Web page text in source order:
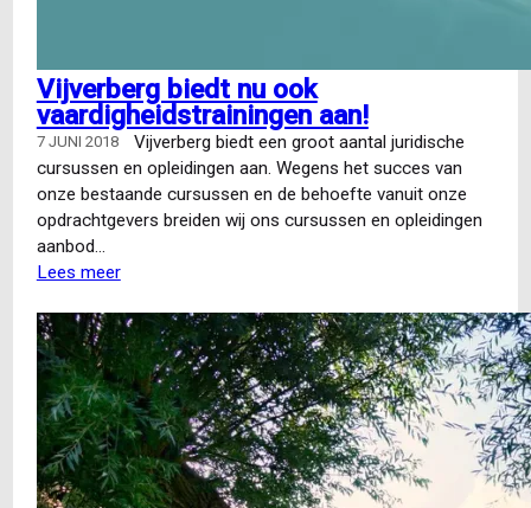
Vijverberg biedt nu ook
vaardigheidstrainingen aan!
7 JUNI 2018
Vijverberg biedt een groot aantal juridische
cursussen en opleidingen aan. Wegens het succes van
onze bestaande cursussen en de behoefte vanuit onze
opdrachtgevers breiden wij ons cursussen en opleidingen
aanbod…
Lees meerover
biedt
nu
ook
vaardigheidstrainingen
aan!